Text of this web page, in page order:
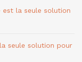
la seule solution
seule solution pour